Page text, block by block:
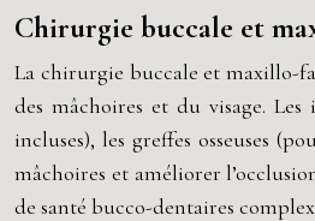
Chirurgie buccale et
La chirurgie buccale et maxillo-
des mâchoires et du visage.
incluses), les greffes osseuses
mâchoires et améliorer
de santé bucco-dentaires